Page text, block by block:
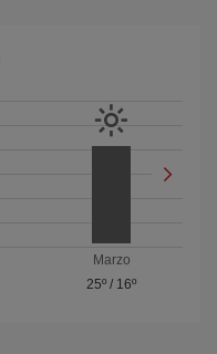
Marzo
25º / 16º